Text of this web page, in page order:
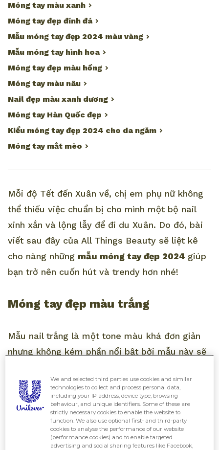
Móng tay màu xanh
Móng tay đẹp đính đá
Mẫu móng tay đẹp 2024 màu vàng
Mẫu móng tay hình hoa
Móng tay đẹp màu hồng
Móng tay màu nâu
Nail đẹp màu xanh dương
Móng tay Hàn Quốc đẹp
Kiểu móng tay đẹp 2024 cho da ngăm
Móng tay mắt mèo
Mỗi độ Tết đến Xuân về, chị em phụ nữ không
thể thiếu việc chuẩn bị cho mình một bộ nail
xinh xắn và lộng lẫy để đi du Xuân. Do đó, bài
viết sau đây của All Things Beauty sẽ liệt kê
cho nàng những mẫu móng tay đẹp 2024 giúp
bạn trở nên cuốn hút và trendy hơn nhé!
Móng tay đẹp màu trắng
Mẫu nail trắng là một tone màu khá đơn giản
nhưng không kém phần nổi bật bởi mẫu này sẽ
Ngoài việc sơn màu trắng cho móng, bạn có
thể kết hợp thêm những họa tiết bắt mắt, đính
đá, kim tuyến, hoặc xen kẽ màu khác, viền ánh
We and selected third parties use cookies and similar
technologies to collect and process personal data,
including your IP address, device type, browsing
behaviour, and unique identifiers. Some of these are
strictly necessary cookies to enable the website to
function. We also use optional first- and third-party
cookies to analyse the performance of our website
(performance cookies) and to enable targeted
advertising and social sharing features like Facebook,